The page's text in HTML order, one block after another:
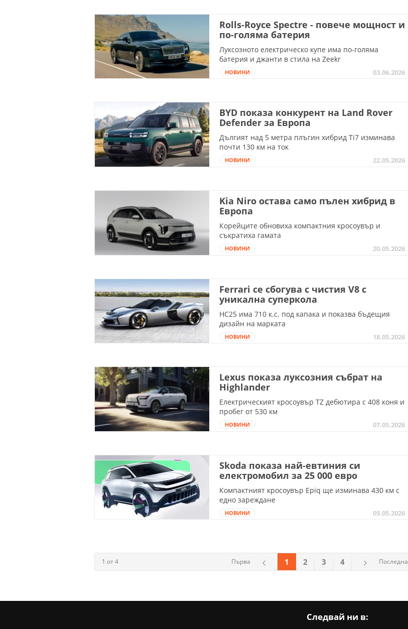
Rolls-Royce Spectre - повече мощност и
по-голяма батерия
Луксозното електрическо купе има по-голяма
батерия и джанти в стила на Zeekr
НОВИНИ 03.06.2026
BYD показа конкурент на Land Rover
Defender за Европа
Дългият над 5 метра плъгин хибрид Ti7 изминава
почти 130 км на ток
НОВИНИ 22.05.2026
Kia Niro остава само пълен хибрид в
Европа
Корейците обновиха компактния кросоувър и
съкратиха гамата
НОВИНИ 20.05.2026
Ferrari се сбогува с чистия V8 с
уникална суперкола
HC25 има 710 к.с. под капака и показва бъдещия
дизайн на марката
НОВИНИ 18.05.2026
Lexus показа луксозния събрат на
Highlander
Електрическият кросоувър TZ дебютира с 408 коня и
пробег от 530 км
НОВИНИ 07.05.2026
Skoda показа най-евтиния си
електромобил за 25 000 евро
Компактният кросоувър Epiq ще изминава 430 км с
едно зареждане
НОВИНИ 05.05.2026
1 от 4 Последна
1 2 3 4
Първа
Следвай ни в: